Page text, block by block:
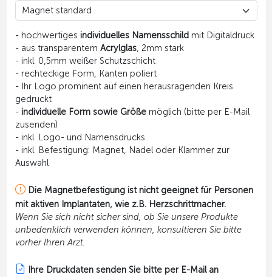
- hochwertiges individuelles Namensschildmit Digitaldruck
- aus transparentem Acrylglas, 2mm stark
- inkl. 0,5mm weißer Schutzschicht
- rechteckige Form, Kanten poliert
- Ihr Logo prominent auf einen herausragenden Kreis
gedruckt
- individuelle Form sowie Größemöglich (bitte per E-Mail
zusenden)
- inkl. Logo- und Namensdrucks
- inkl. Befestigung: Magnet, Nadel oder Klammer zur
Auswahl
Die Magnetbefestigung ist nicht geeignet für Personen
mit aktiven Implantaten, wie z.B. Herzschrittmacher.
Wenn Sie sich nicht sicher sind, ob Sie unsere Produkte
unbedenklich verwenden können, konsultieren Sie bitte
vorher Ihren Arzt.
Ihre Druckdaten senden Sie bitte per E-Mail an